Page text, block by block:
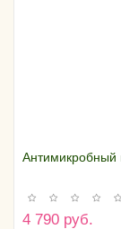
Антимикробный
4 790 руб.